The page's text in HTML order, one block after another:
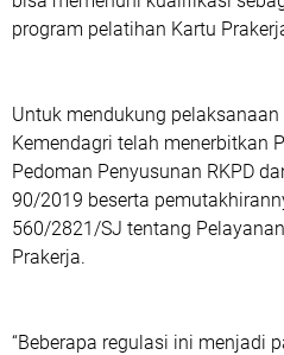
program pelatihan Kartu
Untuk mendukung
Kemendagri telah menerbitkan
Pedoman Penyusunan RKPD
90/2019 beserta
560/2821/SJ tentang
Prakerja.
“Beberapa regulasi ini menjadi